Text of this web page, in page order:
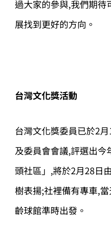
過大家的參與,我們期待
展找到更好的方向。
台灣文化獎活動
台灣文化獎委員已於2
及委員會會議,評選出
頭社區」,將於2月28日
樹表揚;社裡備有專車,
齡球館準時出發。